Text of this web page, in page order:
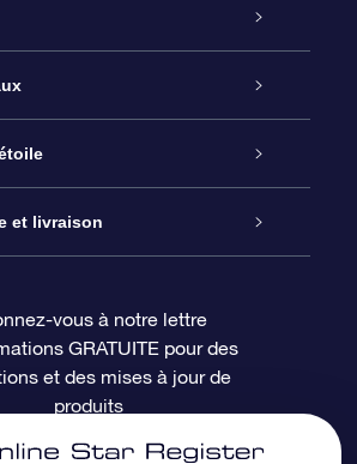
posées
en ligne
OSR
OSR
étoiles
personnalisée
et livraison
de paiement
d’expédition
vous à notre lettre
GRATUITE pour des
et des mises à jour de
produits